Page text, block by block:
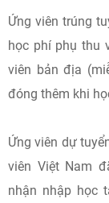
Ứng viên trúng
học phí phụ thu
viên bản địa
đóng thêm khi
Ứng viên dự
viên Việt Nam
nhận nhập học